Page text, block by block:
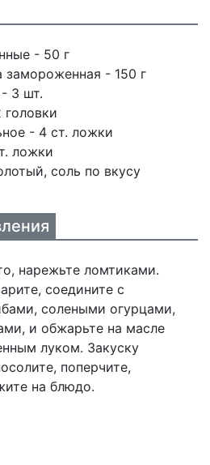
- 50 г
замороженная - 150 г
3 шт.
- 4 ст. ложки
ложки
соль по вкусу
нарежьте ломтиками.
соедините с
солеными огурцами,
и обжарьте на масле
луком. Закуску
поперчите,
на блюдо.